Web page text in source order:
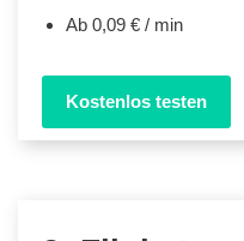
Ab 0,09 € / min
Kostenlos testen